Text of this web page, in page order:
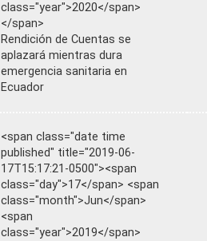
class="year">2020</span>
</span>
Rendición de Cuentas se
aplazará mientras dura
emergencia sanitaria en
Ecuador
<span class="date time
published" title="2019-06-
17T15:17:21-0500"><span
class="day">17</span> <span
class="month">Jun</span>
<span
class="year">2019</span>